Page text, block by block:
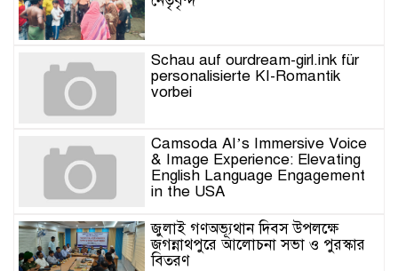
Schau auf ourdream-girl.ink für
personalisierte KI-Romantik
vorbei
Camsoda AI’s Immersive Voice
& Image Experience: Elevating
English Language Engagement
in the USA
জুলাই গণঅভ্যূথান দিবস উপলক্ষে
জগন্নাথপুরে আলোচনা সভা ও পুরস্কার
বিতরণ